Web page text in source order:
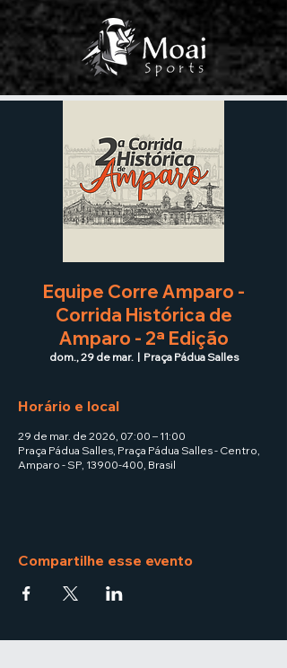
Equipe Corre Amparo -
Corrida Histórica de
Amparo - 2ª Edição
dom., 29 de mar.
  |
Praça Pádua Salles
Horário e local
29 de mar. de 2026, 07:00 – 11:00
Praça Pádua Salles, Praça Pádua Salles - Centro,
Amparo - SP, 13900-400, Brasil
Compartilhe esse evento